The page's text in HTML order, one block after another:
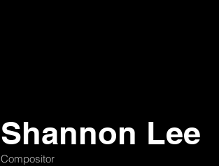
Shannon Lee
Compositor